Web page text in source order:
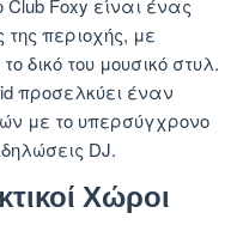
Club Foxy είναι ένας
της περιοχής, με
δικό του μουσικό στυλ.
προσελκύει έναν
με το υπερσύγχρονο
DJ.
Χώροι